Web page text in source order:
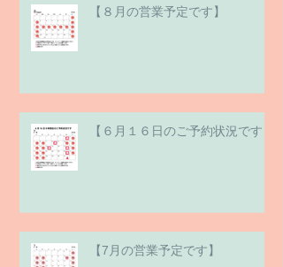
【８月の営業予定です】
【６月１６日のご予約状況です】
【7月の営業予定です】